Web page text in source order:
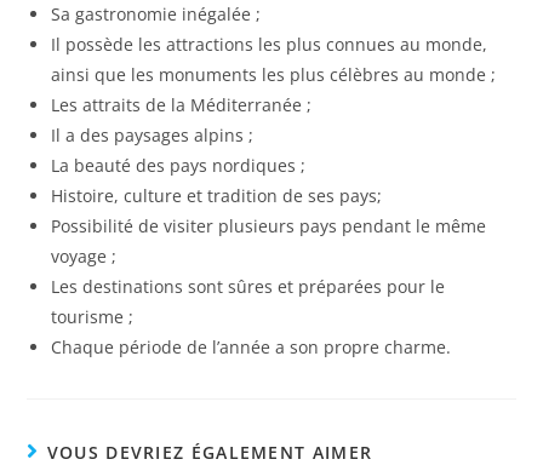
Sa gastronomie inégalée ;
Il possède les attractions les plus connues au monde,
ainsi que les monuments les plus célèbres au monde ;
Les attraits de la Méditerranée ;
Il a des paysages alpins ;
La beauté des pays nordiques ;
Histoire, culture et tradition de ses pays;
Possibilité de visiter plusieurs pays pendant le même
voyage ;
Les destinations sont sûres et préparées pour le
tourisme ;
Chaque période de l’année a son propre charme.
VOUS DEVRIEZ ÉGALEMENT AIMER